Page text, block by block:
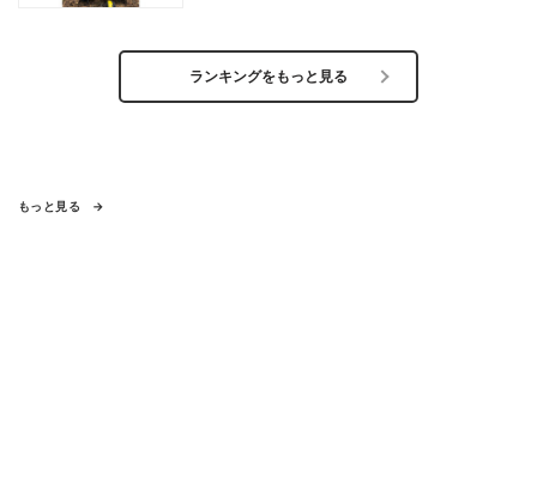
ランキングをもっと見る
もっと見る